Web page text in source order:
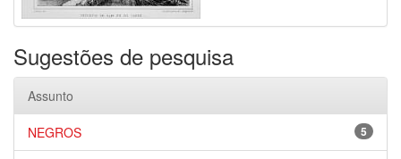
Sugestões de pesquisa
Assunto
5
NEGROS